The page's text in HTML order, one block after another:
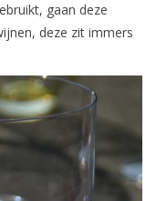
gaan deze
deze zit immers